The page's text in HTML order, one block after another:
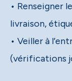
• Renseigner
livraison,
• Veiller à
(vérifications